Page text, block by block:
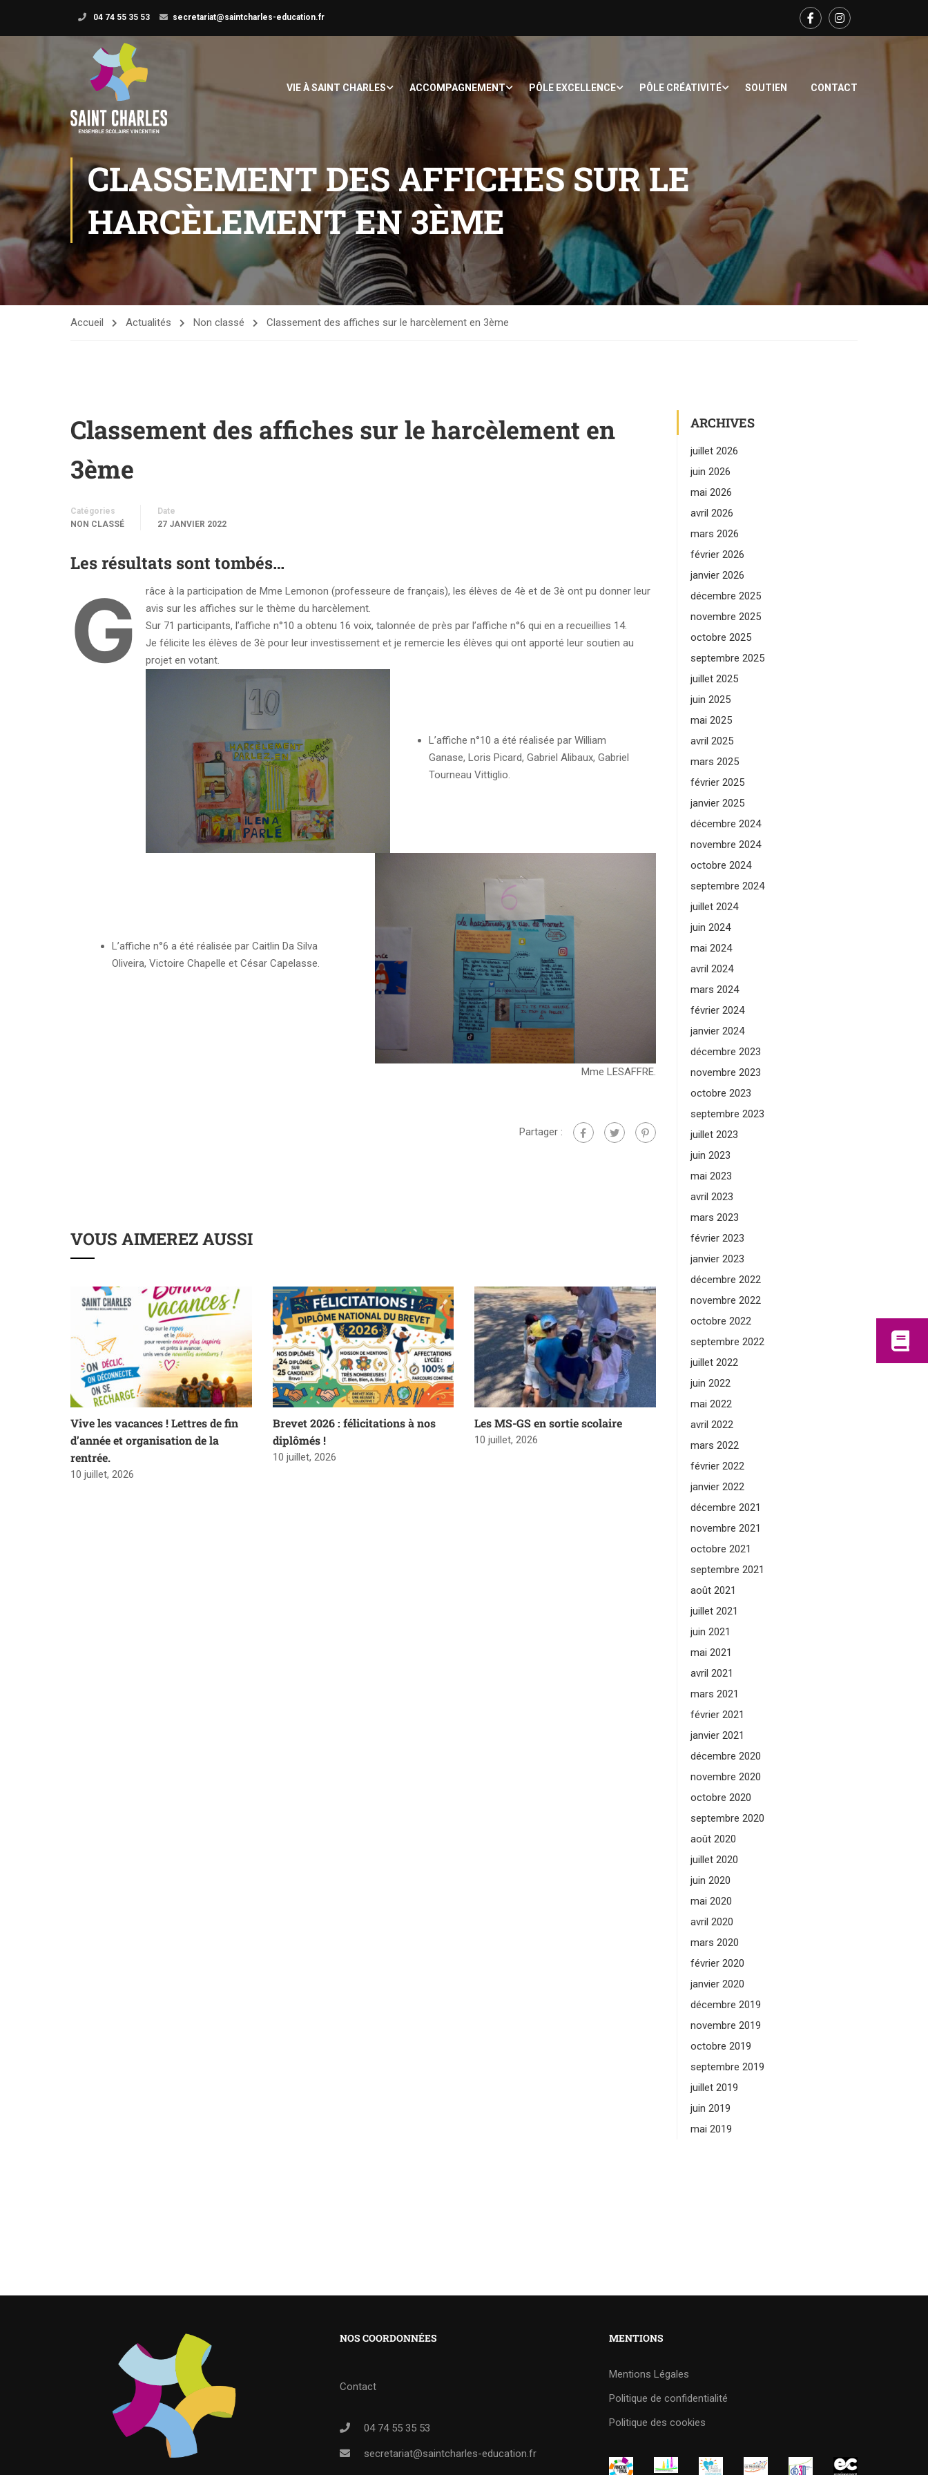
04 74 55 35 53 secretariat@saintcharles-education.fr
VIE À SAINT CHARLES ACCOMPAGNEMENT PÔLE EXCELLENCE PÔLE CRÉATIVITÉ SOUTIEN CONTACT
CLASSEMENT DES AFFICHES SUR LE
HARCÈLEMENT EN 3ÈME
Accueil Actualités Non classé Classement des affiches sur le harcèlement en 3ème
Classement des affiches sur le harcèlement en
3ème
Catégories
NON CLASSÉ
Date
27 JANVIER 2022
Les résultats sont tombés…
G
râce à la participation de Mme Lemonon (professeure de français), les élèves de 4è et de 3è ont pu donner leur
avis sur les affiches sur le thème du harcèlement.
Sur 71 participants, l’affiche n°10 a obtenu 16 voix, talonnée de près par l’affiche n°6 qui en a recueillies 14.
Je félicite les élèves de 3è pour leur investissement et je remercie les élèves qui ont apporté leur soutien au
projet en votant.
L’affiche n°10 a été réalisée par William
Ganase, Loris Picard, Gabriel Alibaux, Gabriel
Tourneau Vittiglio.
L’affiche n°6 a été réalisée par Caitlin Da Silva
Oliveira, Victoire Chapelle et César Capelasse.
Mme LESAFFRE.
Partager :
VOUS AIMEREZ AUSSI
Vive les vacances ! Lettres de fin
d’année et organisation de la
rentrée.
10 juillet, 2026
Brevet 2026 : félicitations à nos
diplômés !
10 juillet, 2026
Les MS-GS en sortie scolaire
10 juillet, 2026
ARCHIVES
juillet 2026
juin 2026
mai 2026
avril 2026
mars 2026
février 2026
janvier 2026
décembre 2025
novembre 2025
octobre 2025
septembre 2025
juillet 2025
juin 2025
mai 2025
avril 2025
mars 2025
février 2025
janvier 2025
décembre 2024
novembre 2024
octobre 2024
septembre 2024
juillet 2024
juin 2024
mai 2024
avril 2024
mars 2024
février 2024
janvier 2024
décembre 2023
novembre 2023
octobre 2023
septembre 2023
juillet 2023
juin 2023
mai 2023
avril 2023
mars 2023
février 2023
janvier 2023
décembre 2022
novembre 2022
octobre 2022
septembre 2022
juillet 2022
juin 2022
mai 2022
avril 2022
mars 2022
février 2022
janvier 2022
décembre 2021
novembre 2021
octobre 2021
septembre 2021
août 2021
juillet 2021
juin 2021
mai 2021
avril 2021
mars 2021
février 2021
janvier 2021
décembre 2020
novembre 2020
octobre 2020
septembre 2020
août 2020
juillet 2020
juin 2020
mai 2020
avril 2020
mars 2020
février 2020
janvier 2020
décembre 2019
novembre 2019
octobre 2019
septembre 2019
juillet 2019
juin 2019
mai 2019
NOS COORDONNÉES
Contact
04 74 55 35 53
secretariat@saintcharles-education.fr
MENTIONS
Mentions Légales
Politique de confidentialité
Politique des cookies